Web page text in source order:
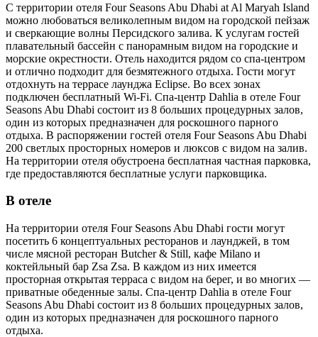
С территории отеля Four Seasons Abu Dhabi at Al Maryah Island
можно любоваться великолепным видом на городской пейзаж
и сверкающие волны Персидского залива. К услугам гостей
плавательный бассейн с панорамным видом на городские и
морские окрестности. Отель находится рядом со спа-центром
и отлично подходит для безмятежного отдыха. Гости могут
отдохнуть на террасе лаунджа Eclipse. Во всех зонах
подключен бесплатный Wi-Fi. Спа-центр Dahlia в отеле Four
Seasons Abu Dhabi состоит из 8 больших процедурных залов,
один из которых предназначен для роскошного парного
отдыха. В распоряжении гостей отеля Four Seasons Abu Dhabi
200 светлых просторных номеров и люксов с видом на залив.
На территории отеля обустроена бесплатная частная парковка,
где предоставляются бесплатные услуги парковщика.
В отеле
На территории отеля Four Seasons Abu Dhabi гости могут
посетить 6 концептуальных ресторанов и лаунджей, в том
числе мясной ресторан Butcher & Still, кафе Milano и
коктейльный бар Zsa Zsa. В каждом из них имеется
просторная открытая терраса с видом на берег, и во многих —
приватные обеденные залы. Спа-центр Dahlia в отеле Four
Seasons Abu Dhabi состоит из 8 больших процедурных залов,
один из которых предназначен для роскошного парного
отдыха.